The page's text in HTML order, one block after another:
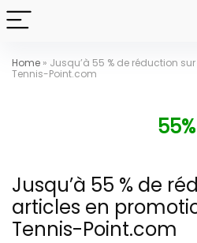
Home » Jusqu’à 55 % de réduction
Tennis-Point.com
55%
Jusqu’à 55 % de
articles en
Tennis-Point.com